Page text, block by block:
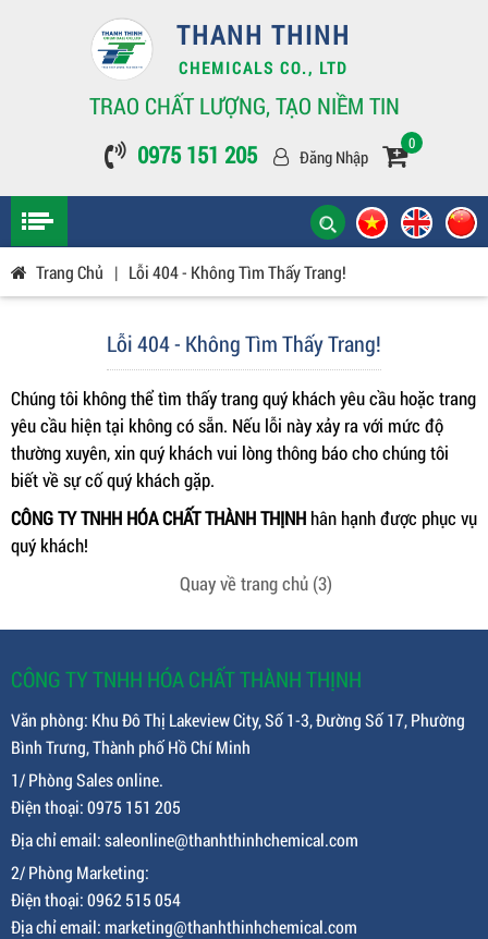
THANH THINH
CHEMICALS CO., LTD
TRAO CHẤT LƯỢNG, TẠO NIỀM TIN
0975 151 205
Đăng Nhập
0
Trang Chủ | Lỗi 404 - Không Tìm Thấy Trang!
Lỗi 404 - Không Tìm Thấy Trang!
Chúng tôi không thể tìm thấy trang quý khách yêu cầu hoặc trang
yêu cầu hiện tại không có sẵn. Nếu lỗi này xảy ra với mức độ
thường xuyên, xin quý khách vui lòng thông báo cho chúng tôi
biết về sự cố quý khách gặp.
CÔNG TY TNHH HÓA CHẤT THÀNH THỊNH hân hạnh được phục vụ
quý khách!
Quay về trang chủ (3)
CÔNG TY TNHH HÓA CHẤT THÀNH THỊNH
Văn phòng: Khu Đô Thị Lakeview City, Số 1-3, Đường Số 17, Phường
Bình Trưng, Thành phố Hồ Chí Minh
1/ Phòng Sales online.
Điện thoại: 0975 151 205
Địa chỉ email: saleonline@thanhthinhchemical.com
2/ Phòng Marketing:
Điện thoại: 0962 515 054
Địa chỉ email: marketing@thanhthinhchemical.com